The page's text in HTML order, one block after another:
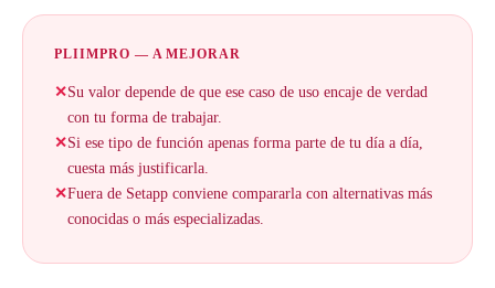
PLIIMPRO — A MEJORAR
✕Su valor depende de que ese caso de uso encaje de verdad
con tu forma de trabajar.
✕Si ese tipo de función apenas forma parte de tu día a día,
cuesta más justificarla.
✕Fuera de Setapp conviene compararla con alternativas más
conocidas o más especializadas.